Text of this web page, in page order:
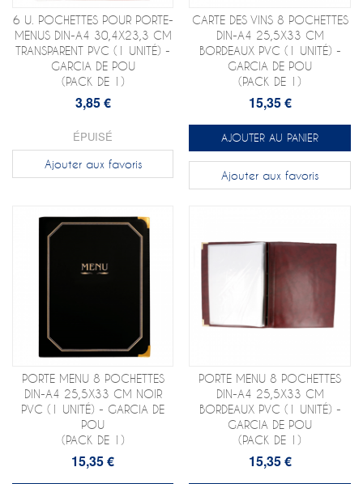
6 U. POCHETTES POUR PORTE-
MENUS DIN-A4 30,4X23,3 CM
TRANSPARENT PVC (1 UNITÉ) -
GARCIA DE POU
(PACK DE 1)
3,85 €
ÉPUISÉ
Ajouter aux favoris
CARTE DES VINS 8 POCHETTES
DIN-A4 25,5X33 CM
BORDEAUX PVC (1 UNITÉ) -
GARCIA DE POU
(PACK DE 1)
15,35 €
AJOUTER AU PANIER
Ajouter aux favoris
PORTE MENU 8 POCHETTES
DIN-A4 25,5X33 CM NOIR
PVC (1 UNITÉ) - GARCIA DE
POU
(PACK DE 1)
15,35 €
PORTE MENU 8 POCHETTES
DIN-A4 25,5X33 CM
BORDEAUX PVC (1 UNITÉ) -
GARCIA DE POU
(PACK DE 1)
15,35 €